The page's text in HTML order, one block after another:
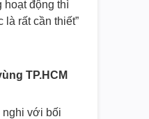
hoạt động thì
rất cần thiết”
TP.HCM
với bối